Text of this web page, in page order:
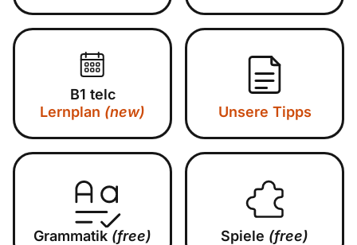
B1 telc
Lernplan (new) Unsere Tipps
Grammatik (free) Spiele (free)